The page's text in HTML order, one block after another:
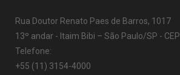
Rua Doutor Renato Paes de Barros, 1017
13º andar - Itaim Bibi – São Paulo/SP -
Telefone:
+55 (11) 3154-4000